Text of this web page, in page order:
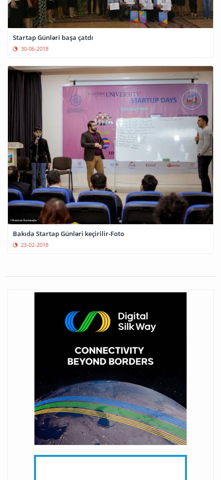
Startap Günləri başa çatdı
30-06-2018
Bakıda Startap Günləri keçirilir-Foto
23-02-2018